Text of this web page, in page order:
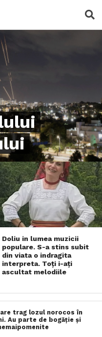
Doliu in lumea muzicii
populare. S-a stins subit
din viata o indragita
interpreta. Toți i-ați
ascultat melodiile
trag lozul norocos în
Au parte de bogăție și